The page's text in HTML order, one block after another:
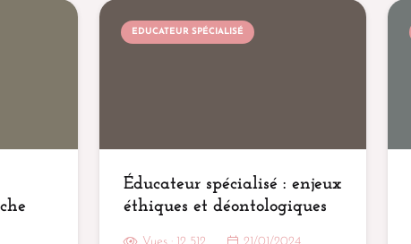
EDUCATEUR SPÉCIALISÉ
Éducateur spécialisé : enjeux
éthiques et déontologiques